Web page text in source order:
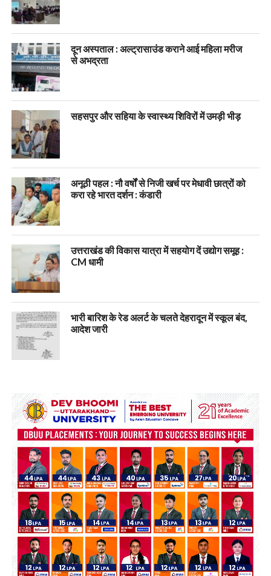
दून अस्पताल : अल्ट्रासाउंड कराने आई महिला मरीज
से अभद्रता
सहसपुर और सहिया के स्वास्थ्य शिविरों में उमड़ी भीड़
अनूठी पहल : नौ वर्षों से निजी खर्च पर मेधावी छात्रों को
करा रहे भारत दर्शन : कंडारी
उत्तराखंड की विकास यात्रा में सहयोग दें उद्योग समूह :
CM धामी
भारी बारिश के रेड अलर्ट के चलते देहरादून में स्कूल बंद,
आदेश जारी